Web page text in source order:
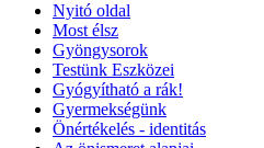
Nyitó oldal
Most élsz
Gyöngysorok
Testünk Eszközei
Gyógyítható a rák!
Gyermekségünk
Önértékelés - identitás